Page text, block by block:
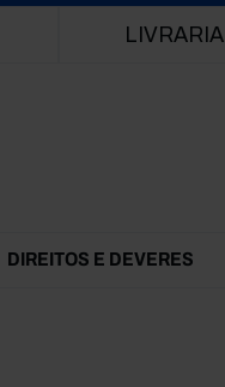
LIVRARIA
DIREITOS E DEVERES